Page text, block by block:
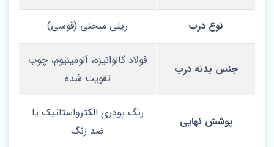
نوع درب ریلی منحنی (قوسی)
جنس بدنه درب
فولاد گالوانیزه، آلومینیوم، چوب
تقویت‌ شده
پوشش نهایی
رنگ پودری الکترواستاتیک یا
ضد زنگ